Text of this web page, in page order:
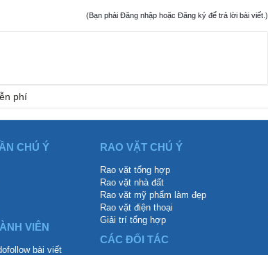
(Bạn phải Đăng nhập hoặc Đăng ký để trả lời bài viết.)
phí
CHÚ Ý
VIÊN
bài viết
RAO VẶT CHÚ Ý
Rao vặt tổng hợp
Rao vặt nhà đất
Rao vặt mỹ phẩm làm đẹp
Rao vặt điện thoại
Giải trí tổng hợp
CÁC ĐỐI TÁC